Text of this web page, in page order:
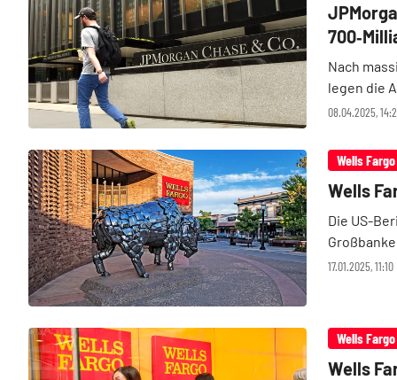
08.04.2025,
Nach
legen die
700
Wells Fargo
17.01.2025,
Wells
Die US-
dabei war
Wells Fargo
Wells